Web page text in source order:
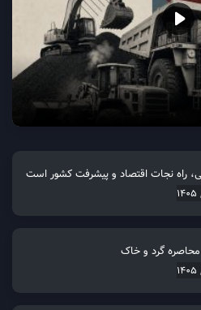
راه نجات اقتصاد و پیشرفت کشور است
محاصره گرد و خاک